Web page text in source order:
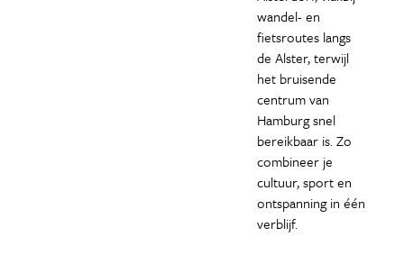
wandel- en
fietsroutes langs
de Alster, terwijl
het bruisende
centrum van
Hamburg snel
bereikbaar is. Zo
combineer je
cultuur, sport en
ontspanning in één
verblijf.